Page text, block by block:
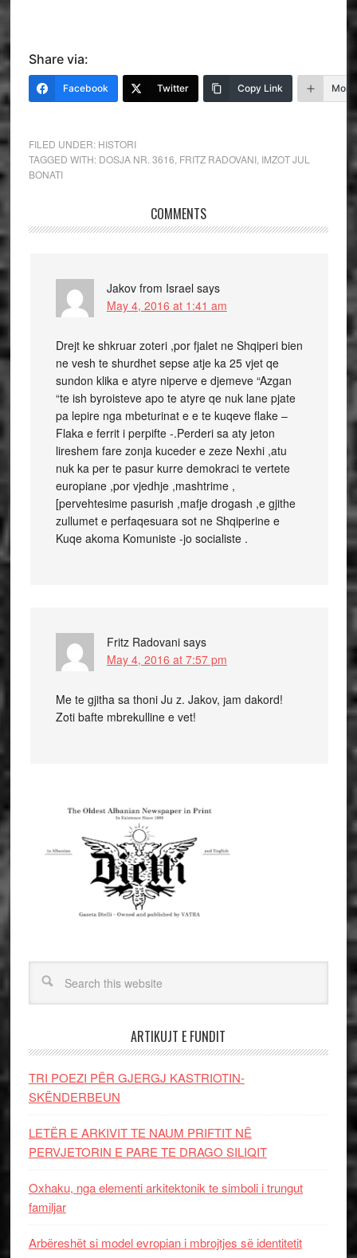
Share via:
Facebook Twitter Copy Link More
FILED UNDER: HISTORI
TAGGED WITH: DOSJA NR. 3616 FRITZ RADOVANI, IMZOT JUL
BONATI
COMMENTS
Jakov from Israel says
May 4, 2016 at 1:41 am
Drejt ke shkruar zoteri ,por fjalet ne Shqiperi bien
ne vesh te shurdhet sepse atje ka 25 vjet qe
sundon klika e atyre niperve e djemeve “Azgan
“te ish byroisteve apo te atyre qe nuk lane pjate
pa lepire nga mbeturinat e e te kuqeve flake –
Flaka e ferrit i perpifte -.Perderi sa aty jeton
lireshem fare zonja kuceder e zeze Nexhi ,atu
nuk ka per te pasur kurre demokraci te vertete
europiane ,por vjedhje ,mashtrime ,
[pervehtesime pasurish ,mafje drogash ,e gjithe
zullumet e perfaqesuara sot ne Shqiperine e
Kuqe akoma Komuniste -jo socialiste .
Fritz Radovani says
May 4, 2016 at 7:57 pm
Me te gjitha sa thoni Ju z. Jakov, jam dakord!
Zoti bafte mbrekulline e vet!
ARTIKUJT E FUNDIT
TRI POEZI PËR GJERGJ KASTRIOTIN-
SKËNDERBEUN
LETËR E ARKIVIT TE NAUM PRIFTIT NË
PERVJETORIN E PARE TE DRAGO SILIQIT
Oxhaku, nga elementi arkitektonik te simboli i trungut
familjar
Arbëreshët si model evropian i mbrojtjes së identitetit